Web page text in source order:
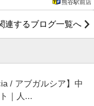
熊谷駅前店
連するブログ一覧へ
/ アブガルシア】中
｜人...